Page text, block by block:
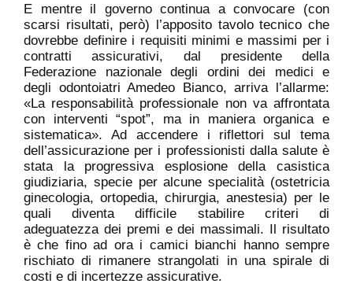
E mentre il governo continua a convocare (con
scarsi risultati, però) l’apposito tavolo tecnico che
dovrebbe definire i requisiti minimi e massimi per i
contratti assicurativi, dal presidente della
Federazione nazionale degli ordini dei medici e
degli odontoiatri Amedeo Bianco, arriva l’allarme:
«La responsabilità professionale non va affrontata
con interventi “spot”, ma in maniera organica e
sistematica». Ad accendere i riflettori sul tema
dell’assicurazione per i professionisti dalla salute è
stata la progressiva esplosione della casistica
giudiziaria, specie per alcune specialità (ostetricia
ginecologia, ortopedia, chirurgia, anestesia) per le
quali diventa difficile stabilire criteri di
adeguatezza dei premi e dei massimali. Il risultato
è che fino ad ora i camici bianchi hanno sempre
rischiato di rimanere strangolati in una spirale di
costi e di incertezze assicurative.